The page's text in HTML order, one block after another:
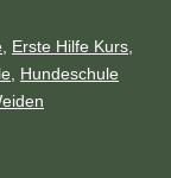
Erste Hilfe Kurs
Hundeschule